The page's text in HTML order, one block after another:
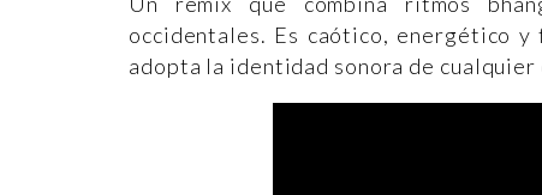
occidentales. Es caótico, energético
adopta la identidad sonora de